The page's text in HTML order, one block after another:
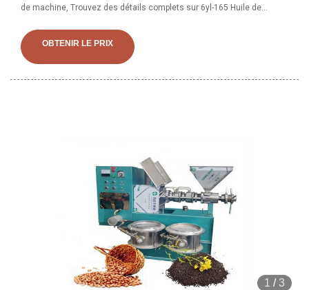
de machine, Trouvez des détails complets sur 6yl-165 Huile de
production faisant le presseur de machine, Machine de presseur
d'huile, Machine de fabrication d'huile, Machine d'extraction d'huile
OBTENIR LE PRIX
1 /3